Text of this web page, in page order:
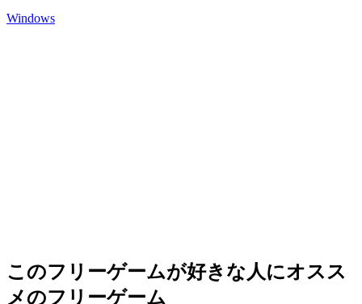
Windows
このフリーゲームが好きな人にオスス
メのフリーゲーム